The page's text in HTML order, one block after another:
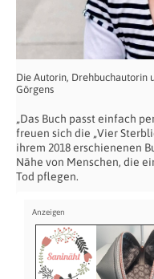
Die Autorin, Drehbuchautorin
Görgens
„Das Buch passt einfach
freuen sich die „Vier
ihrem 2018 erschienenen
Nähe von Menschen, die
Tod pflegen.